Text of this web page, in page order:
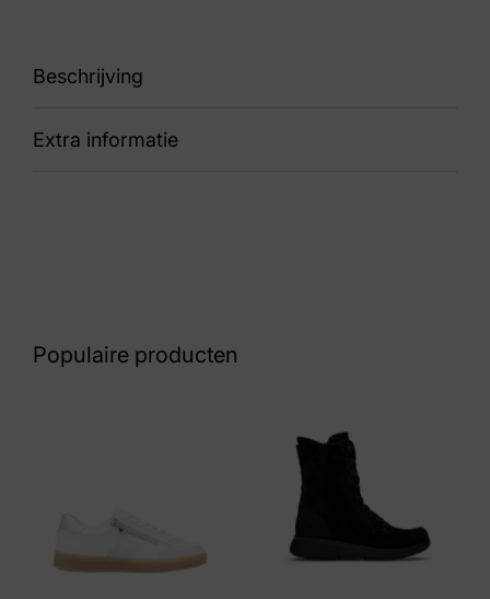
Beschrijving
88 177142 BBK Uno Shiny
Extra informatie
177142 BBK Uno Shiny
Populaire producten